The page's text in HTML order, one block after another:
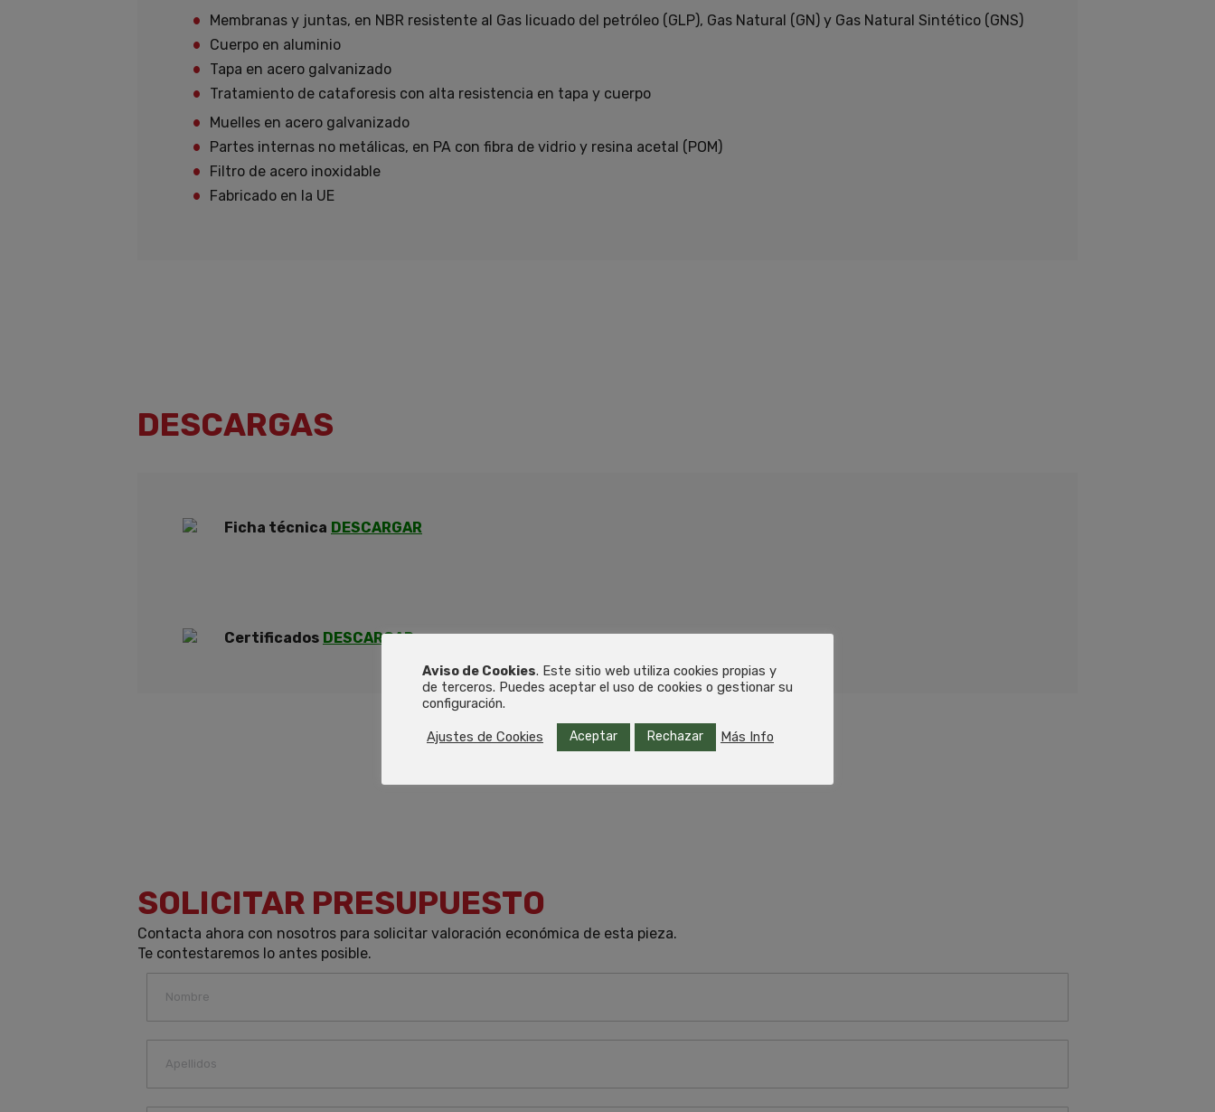
Membranas y juntas, en NBR resistente al Gas licuado del petróleo (GLP), Gas Natural (GN) y Gas Natural Sintético (GNS)
Cuerpo en aluminio
Tapa en acero galvanizado
Tratamiento de cataforesis con alta resistencia en tapa y cuerpo
Muelles en acero galvanizado
Partes internas no metálicas, en PA con fibra de vidrio y resina acetal (POM)
Filtro de acero inoxidable
Fabricado en la UE
DESCARGAS
Ficha técnica DESCARGAR
Certificados DESCARGAR
SOLICITAR PRESUPUESTO
Contacta ahora con nosotros para solicitar valoración económica de esta pieza.
Te contestaremos lo antes posible.
Aviso de Cookies. Este sitio web utiliza cookies propias y
de terceros. Puedes aceptar el uso de cookies o gestionar su
configuración.
Ajustes de Cookies Aceptar Rechazar Más Info